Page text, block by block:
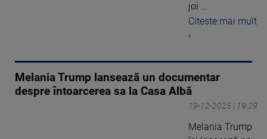
joi ...
Citeste mai mult
›
Melania Trump lansează un documentar
despre întoarcerea sa la Casa Albă
19-12-2025 | 19:29
Melania Trump